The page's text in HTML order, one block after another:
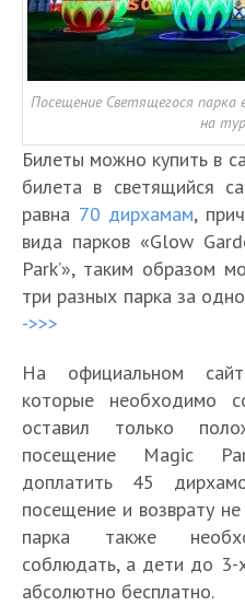
Посещение Светящегося парка
на
Билеты можно купить в
билета в светящийся
равна 70 дирхамам,
вида парков «Glow
Park’», таким образом
три разных парка за
->>>
На официальном
которые необходимо
оставил только
посещение Magic
доплатить 45
посещение и возврату
парка также
соблюдать, а дети до 3-
абсолютно бесплатно.